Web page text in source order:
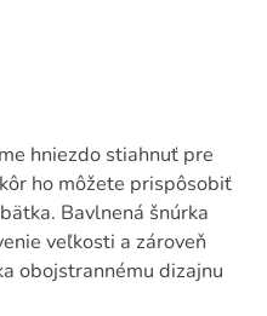
hniezdo stiahnuť pre
ho môžete prispôsobiť
Bavlnená šnúrka
veľkosti a zároveň
obojstrannému dizajnu